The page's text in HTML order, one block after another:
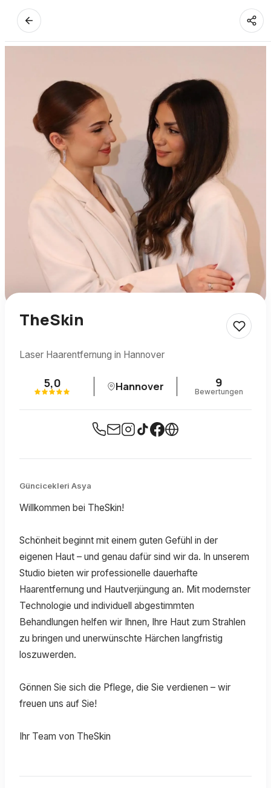
TheSkin
Laser Haarentfernung in Hannover
5,0 Hannover 9
Bewertungen
Güncicekleri Asya
Willkommen bei TheSkin!
Schönheit beginnt mit einem guten Gefühl in der
eigenen Haut – und genau dafür sind wir da. In unserem
Studio bieten wir professionelle dauerhafte
Haarentfernung und Hautverjüngung an. Mit modernster
Technologie und individuell abgestimmten
Behandlungen helfen wir Ihnen, Ihre Haut zum Strahlen
zu bringen und unerwünschte Härchen langfristig
loszuwerden.
Gönnen Sie sich die Pflege, die Sie verdienen – wir
freuen uns auf Sie!
Ihr Team von TheSkin